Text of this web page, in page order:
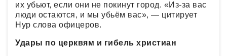
их убьют, если они не покинут город. «Из-за вас
люди остаются, и мы убьём вас», — цитирует
Нур слова офицеров.
Удары по церквям и гибель христиан